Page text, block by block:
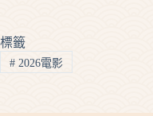
標籤
#2026電影